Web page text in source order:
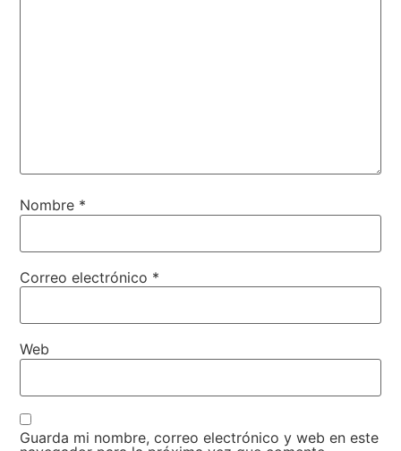
Nombre *
Correo electrónico *
Web
Guarda mi nombre, correo electrónico y web en este